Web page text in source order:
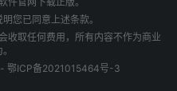
您已同意上述条款。
收取任何费用，所有内容不作为商业
鄂ICP备2021015464号-3